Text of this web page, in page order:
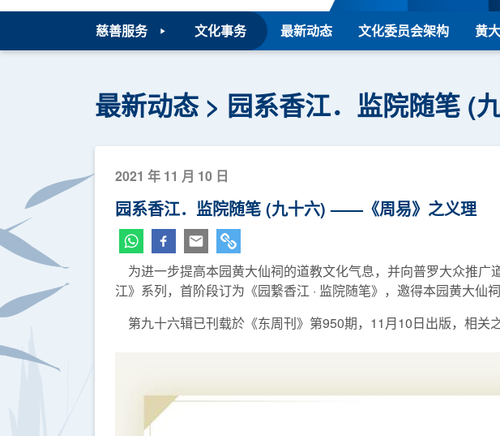
慈善服务 文化事务 最新动态 文化委员会架构 黄
最新动态 园系香江．监院随笔
2021 年 11 月 10 日
园系香江．监院随笔 (九十六) ——《周易》之义理
为进一步提高本园黄大仙祠的道教文化气息，并向普罗大众推
江》系列，首阶段订为《园繋香江 · 监院随笔》，邀得本园黄大仙
第九十六辑已刊载於《东周刊》第950期，11月10日出版，相关